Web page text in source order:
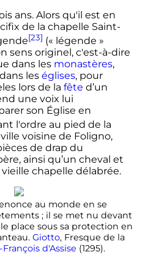
ans. Alors qu'il est en
de la chapelle Saint-
[23] (« légende »
sens originel, c'est-à-dire
dans les monastères,
les églises, pour
lors de la fête d’un
une voix lui
son Église en
l'ordre au pied de la
voisine de Foligno,
de drap du
ainsi qu’un cheval et
chapelle délabrée.
au monde en se
; il se met nu devant
place sous sa protection en
Giotto, Fresque de la
d'Assise (1295).